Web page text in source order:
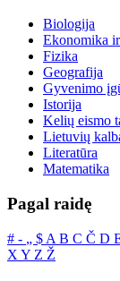
Biologija
Ekonomika
Fizika
Geografija
Gyvenimo
Istorija
Kelių eismo
Lietuvių
Literatūra
Matematika
Pagal raidę
# ‐ „ $ A B C Č D
X Y Z Ž